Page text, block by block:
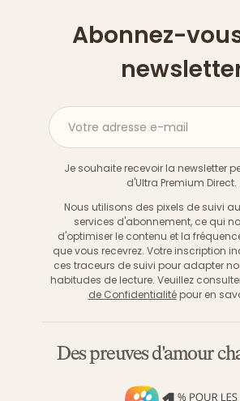
Abonnez-
Votre adresse e-mail
Je souhaite recevoir la newsletter
d'Ultra Premium Direct.
Nous utilisons des pixels de suivi
services d'abonnement, ce qui
d'optimiser le contenu et la
que vous recevrez. Votre inscription
ces traceurs de suivi pour adapter
habitudes de lecture. Veuillez
de Confidentialitépour en
Des preuves d'amour